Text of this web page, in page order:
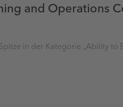
and Operations
in der Kategorie „Ability to